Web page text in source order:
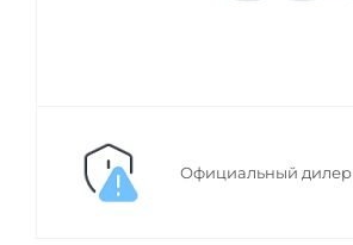
Официальный дилер